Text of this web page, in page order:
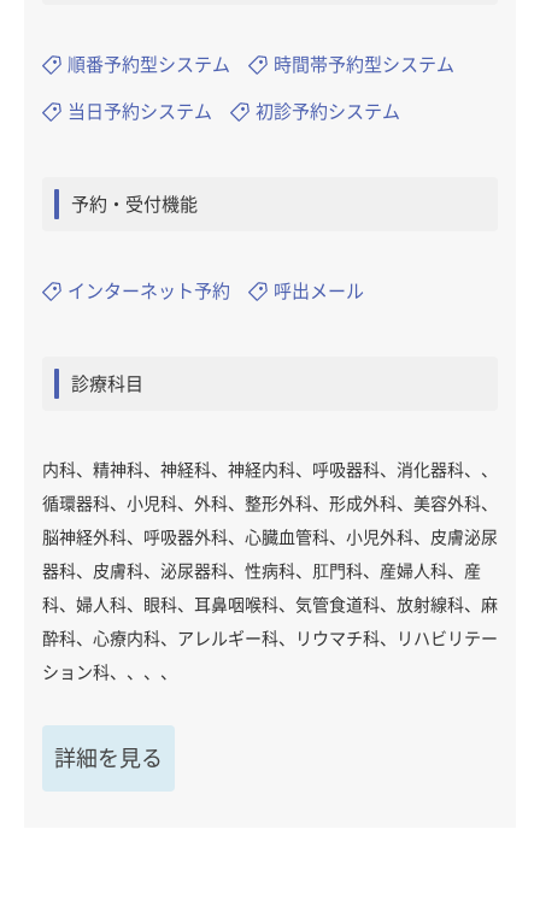
順番予約型システム 時間帯予約型システム
当日予約システム 初診予約システム
予約・受付機能
インターネット予約 呼出メール
診療科目
内科、精神科、神経科、神経内科、呼吸器科、消化器科、、
循環器科、小児科、外科、整形外科、形成外科、美容外科、
脳神経外科、呼吸器外科、心臓血管科、小児外科、皮膚泌尿
器科、皮膚科、泌尿器科、性病科、肛門科、産婦人科、産
科、婦人科、眼科、耳鼻咽喉科、気管食道科、放射線科、麻
酔科、心療内科、アレルギー科、リウマチ科、リハビリテー
ション科、、、、
詳細を見る